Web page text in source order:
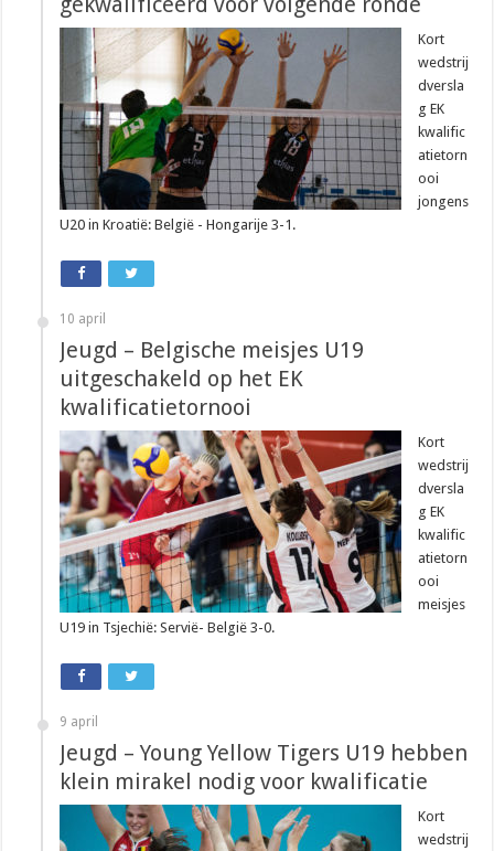
Kort
wedstrij
dversla
g EK
kwalific
atietorn
ooi
jongens
U20 in Kroatië: België - Hongarije 3-1.
10 april
Jeugd – Belgische meisjes U19
uitgeschakeld op het EK
kwalificatietornooi
Kort
wedstrij
dversla
g EK
kwalific
atietorn
ooi
meisjes
U19 in Tsjechië: Servië- België 3-0.
9 april
Jeugd – Young Yellow Tigers U19 hebben
klein mirakel nodig voor kwalificatie
Kort
wedstrij